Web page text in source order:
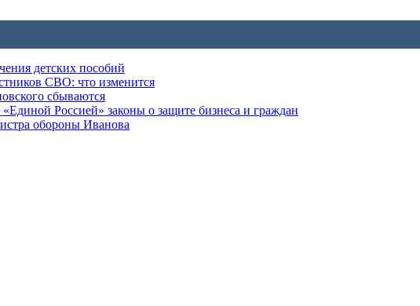
детских пособий
СВО: что изменится
сбываются
Россией» законы о защите бизнеса и граждан
обороны Иванова